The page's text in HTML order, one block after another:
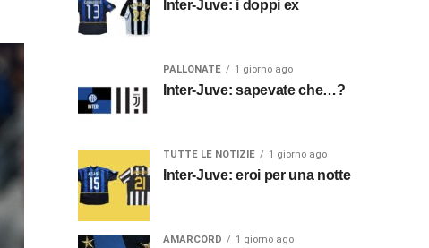
Inter-Juve: i doppi ex
PALLONATE 1 giorno ago
Inter-Juve: sapevate che…?
TUTTE LE NOTIZIE 1 giorno ago
Inter-Juve: eroi per una notte
AMARCORD 1 giorno ago